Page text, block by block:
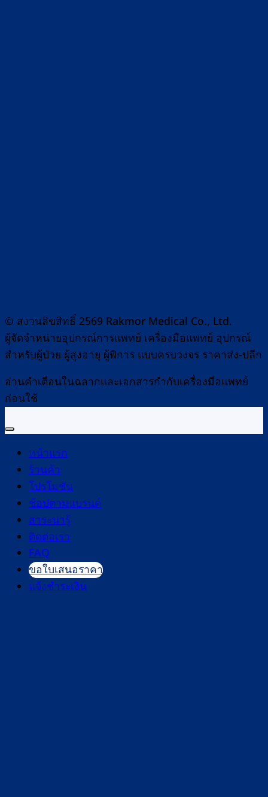
© สงวนลิขสิทธิ์ 2569 Rakmor Medical Co., Ltd.
ผู้จัดจำหน่ายอุปกรณ์การแพทย์ เครื่องมือแพทย์ อุปกรณ์
สำหรับผู้ป่วย ผู้สูงอายุ ผู้พิการ แบบครบวงจร ราคาส่ง-ปลีก
อ่านคำเตือนในฉลากและเอกสารกำกับเครื่องมือแพทย์
ก่อนใช้
หน้าแรก
ร้านค้า
โปรโมชัน
ช้อปตามแบรนด์
สาระน่ารู้
ติดต่อเรา
FAQ
ขอใบเสนอราคา
แจ้งชำระเงิน